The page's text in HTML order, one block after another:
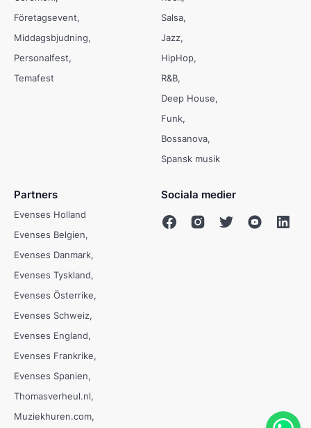
Företagsevent
Middagsbjudning
Personalfest
Temafest
Salsa
Jazz
HipHop
R&B
Deep House
Funk
Bossanova
Spansk musik
Partners
Evenses Holland
Evenses Belgien
Evenses Danmark
Evenses Tyskland
Evenses Österrike
Evenses Schweiz
Evenses England
Evenses Frankrike
Evenses Spanien
Thomasverheul.nl
Muziekhuren.com
Sociala medier